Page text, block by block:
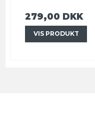
279,00 DKK
VIS PRODUKT